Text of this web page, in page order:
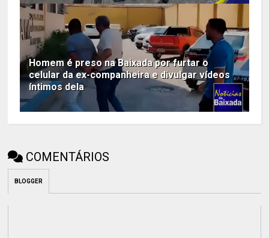
Homem é preso na Baixada por furtar o
celular da ex-companheira e divulgar vídeos
íntimos dela
COMENTÁRIOS
BLOGGER